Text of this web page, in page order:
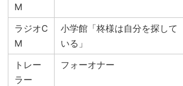
M
ラジオC
M
小学館「柊様は自分を探して
いる」
トレー
ラー
フォーオナー